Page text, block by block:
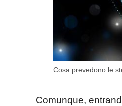
Cosa prevedono le
Comunque,